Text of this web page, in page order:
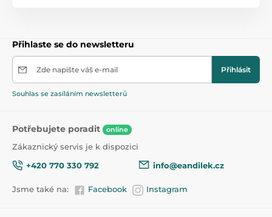
Přihlaste se do newsletteru
Zde napište váš e-mail Přihlásit
Souhlas se zasíláním newsletterů
Potřebujete poradit online
Zákaznický servis je k dispozici
+420 770 330 792
info@eandilek.cz
Jsme také na: Facebook Instagram